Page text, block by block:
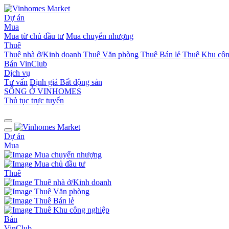
Dự án
Mua
Mua từ chủ đầu tư Mua chuyển nhượng
Thuê
Thuê nhà ở/Kinh doanh Thuê Văn phòng Thuê Bán lẻ Thuê Khu
Bán VinClub
Dịch vụ
Tư vấn Định giá Bất động sản
SỐNG Ở VINHOMES
Thủ tục trực tuyến
Dự án
Mua
Mua chuyển nhượng
Mua chủ đầu tư
Thuê
Thuê nhà ở/Kinh doanh
Thuê Văn phòng
Thuê Bán lẻ
Thuê Khu công nghiệp
Bán